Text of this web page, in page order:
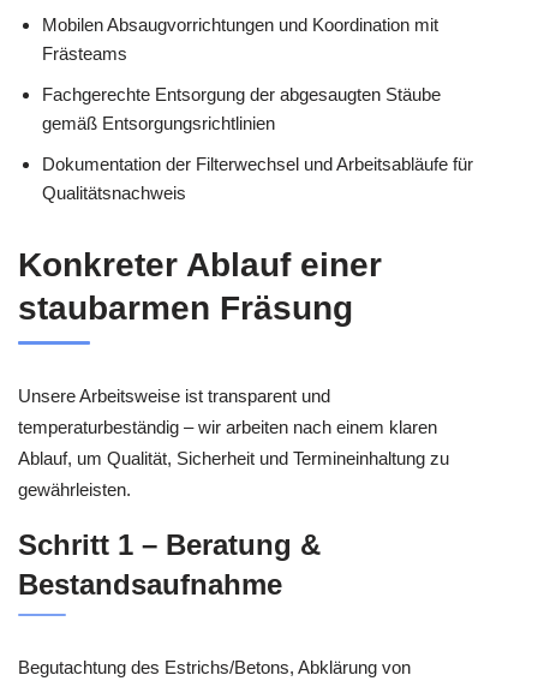
Mobilen Absaugvorrichtungen und Koordination mit
Frästeams
Fachgerechte Entsorgung der abgesaugten Stäube
gemäß Entsorgungsrichtlinien
Dokumentation der Filterwechsel und Arbeitsabläufe für
Qualitätsnachweis
Konkreter Ablauf einer
staubarmen Fräsung
Unsere Arbeitsweise ist transparent und
temperaturbeständig – wir arbeiten nach einem klaren
Ablauf, um Qualität, Sicherheit und Termineinhaltung zu
gewährleisten.
Schritt 1 – Beratung &
Bestandsaufnahme
Begutachtung des Estrichs/Betons, Abklärung von